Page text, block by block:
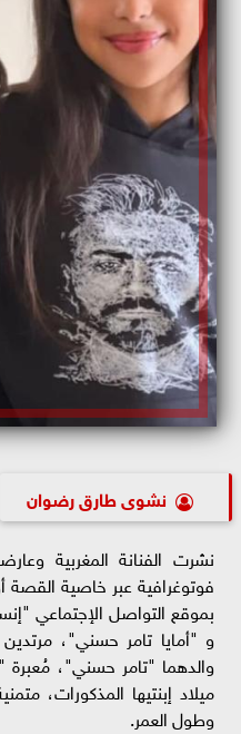
نشوى طارق رضوان
نشرت الفنانة المغربية
فوتوغرافية عبر خاصية
بموقع التواصل الإجتماعي
و "أمايا تامر حسني"،
والدهما "تامر حسني"، مُعبرة
ميلاد إبنتيها المذكورات،
وطول العمر.